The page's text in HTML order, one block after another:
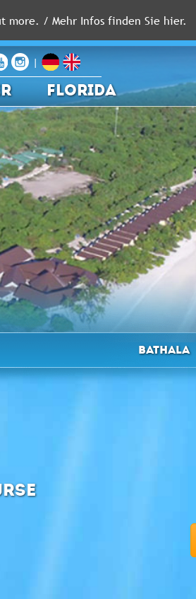
|
FLORIDA
Bathala
more. / Mehr Infos finden Sie hier.